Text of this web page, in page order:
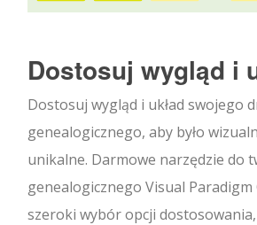
Dostosuj wygląd i
Dostosuj wygląd i układ swojego
genealogicznego, aby było
unikalne. Darmowe narzędzie do
genealogicznego Visual
szeroki wybór opcji